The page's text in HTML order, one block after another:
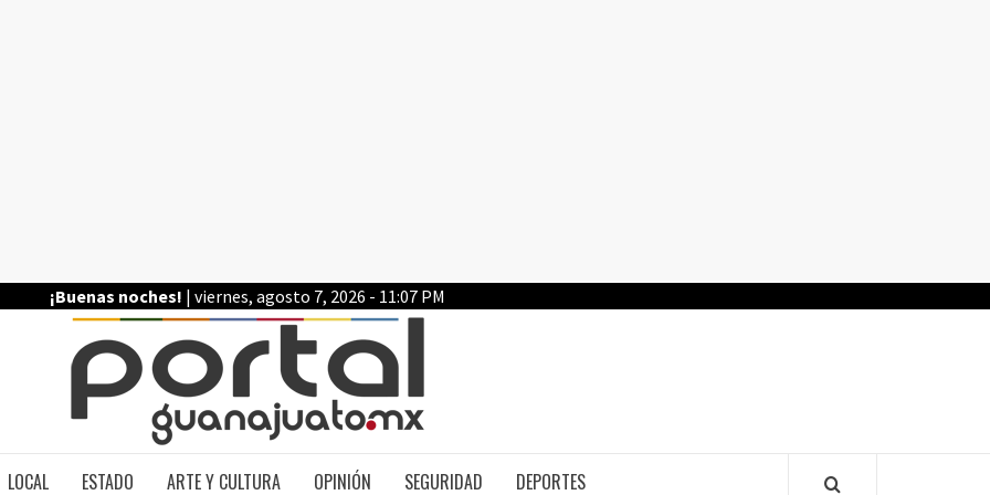
¡Buenas noches! | viernes, agosto 7, 2026 - 11:07 PM
LOCAL ESTADO ARTE Y CULTURA OPINIÓN SEGURIDAD DEPORTES